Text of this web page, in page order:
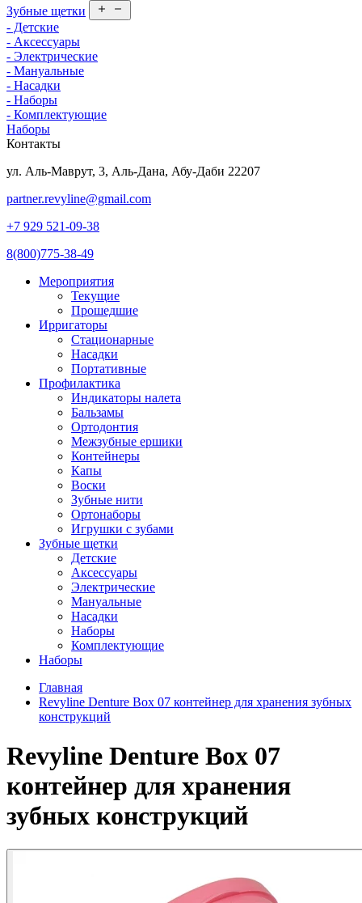
Зубные щетки
- Детские
- Аксессуары
- Электрические
- Мануальные
- Насадки
- Наборы
- Комплектующие
Наборы
Контакты
ул. Аль-Маврут, 3, Аль-Дана, Абу-Даби 22207
partner.revyline@gmail.com
+7 929 521-09-38
8(800)775-38-49
Мероприятия
Текущие
Прошедшие
Ирригаторы
Стационарные
Насадки
Портативные
Профилактика
Индикаторы налета
Бальзамы
Ортодонтия
Межзубные ершики
Контейнеры
Капы
Воски
Зубные нити
Ортонаборы
Игрушки с зубами
Зубные щетки
Детские
Аксессуары
Электрические
Мануальные
Насадки
Наборы
Комплектующие
Наборы
Главная
Revyline Denture Box 07 контейнер для хранения зубных
конструкций
Revyline Denture Box 07
контейнер для хранения
зубных конструкций